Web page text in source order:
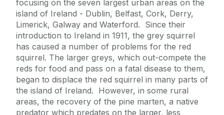
focusing on the seven largest urban areas on the
island of Ireland - Dublin, Belfast, Cork, Derry,
Limerick, Galway and Waterford. Since their
introduction to Ireland in 1911, the grey squirrel
has caused a number of problems for the red
squirrel. The larger greys, which out-compete the
reds for food and pass on a fatal disease to them,
began to displace the red squirrel in many parts of
the island of Ireland. However, in some rural
areas, the recovery of the pine marten, a native
predator which predates on the larger, less